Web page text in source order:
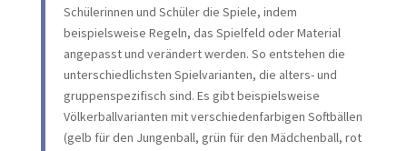
Schülerinnen und Schüler die Spiele, indem
beispielsweise Regeln, das Spielfeld oder Material
angepasst und verändert werden. So entstehen die
unterschiedlichsten Spielvarianten, die alters- und
gruppenspezifisch sind. Es gibt beispielsweise
Völkerballvarianten mit verschiedenfarbigen Softbällen
(gelb für den Jungenball, grün für den Mädchenball, rot